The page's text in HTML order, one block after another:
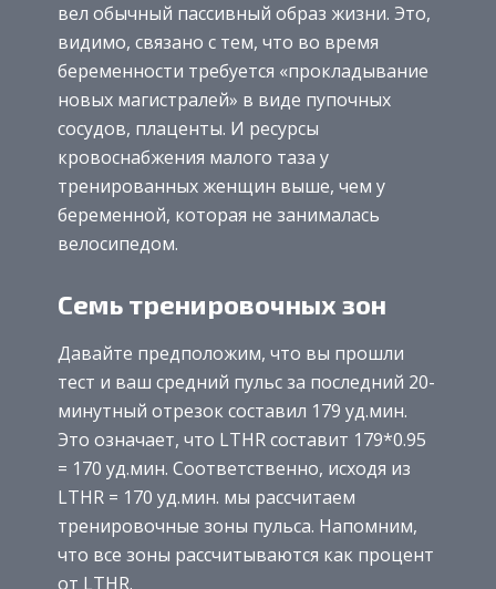
вел обычный пассивный образ жизни. Это,
видимо, связано с тем, что во время
беременности требуется «прокладывание
новых магистралей» в виде пупочных
сосудов, плаценты. И ресурсы
кровоснабжения малого таза у
тренированных женщин выше, чем у
беременной, которая не занималась
велосипедом.
Семь тренировочных зон
Давайте предположим, что вы прошли
тест и ваш средний пульс за последний 20-
минутный отрезок составил 179 уд.мин.
Это означает, что LTHR составит 179*0.95
= 170 уд.мин. Соответственно, исходя из
LTHR = 170 уд.мин. мы рассчитаем
тренировочные зоны пульса. Напомним,
что все зоны рассчитываются как процент
от LTHR.